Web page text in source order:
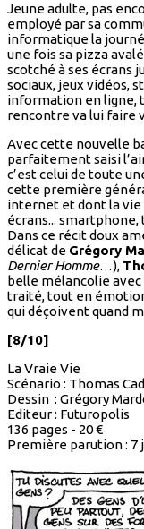
Jeune adulte, pas
employé par sa
informatique la
une fois sa pizza
scotché à ses écrans
sociaux, jeux vidéos,
information en ligne,
rencontre va lui faire
Avec cette nouvelle
parfaitement saisi
c’est celui de toute
cette première
internet et dont la vie
écrans...
Dans ce récit doux
délicat de Grégory
Dernier Homme…),
belle mélancolie
traité, tout en
qui déçoivent quand
[8/10]
La Vraie Vie
Scénario : Thomas
Dessin : Grégory
Editeur : Futuropolis
136 pages - 20 €
Première parution : 7